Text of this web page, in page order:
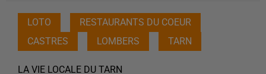
LOTO
RESTAURANTS DU COEUR
CASTRES
LOMBERS TARN
LA VIE LOCALE DU TARN